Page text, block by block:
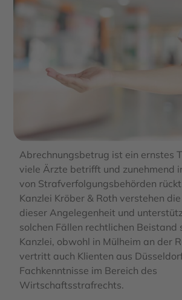
Abrechnungsbetrug ist ein ernstes
viele Ärzte betrifft und zunehmend
von Strafverfolgungsbehörden
Kanzlei Kröber & Roth verstehen
dieser Angelegenheit und
solchen Fällen rechtlichen Beistand
Kanzlei, obwohl in Mülheim an der
vertritt auch Klienten aus
Fachkenntnisse im Bereich des
Wirtschaftsstrafrechts.